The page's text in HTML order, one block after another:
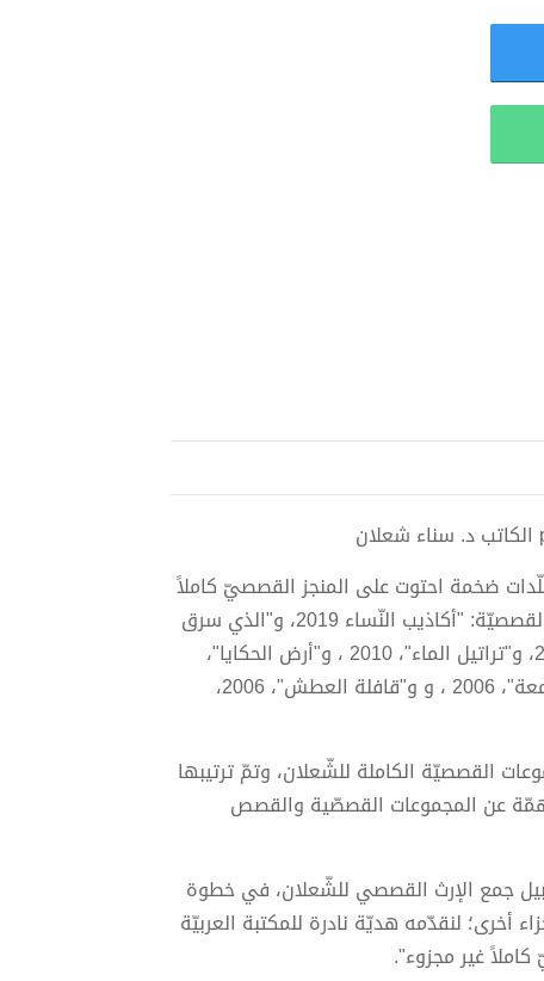
ضخمة احتوت على المنجز القصصيّ كاملاً
لها بعد أن صدر سابقاً في طبعات منشورة مستقلّة في المجموعات القصصيّة: "أكاذيب النّساء 2019، و"الذي سرق
نجمة"، 2015، و"تقاسيم الفلسطينيّ"، 2015، و"حدث ذات جدار"، 2015، و"تراتيل الماء"، 2010 ، و"أرض الحكايا"،
2006 ، والكابوس2006 ، و"مقامات الاحتراق"، 2006 ، و"ناسك الصّومعة"، 2006 ، و و"قافلة العطش"، 2006،
القصصيّة الكاملة للشّعلان، وتمّ ترتيبها
مهمّة عن المجموعات القصصّية والقصص
جمع الإرث القصصي للشّعلان، في خطوة
لنقدّمه هديّة نادرة للمكتبة العربيّة
غير مجزوء".